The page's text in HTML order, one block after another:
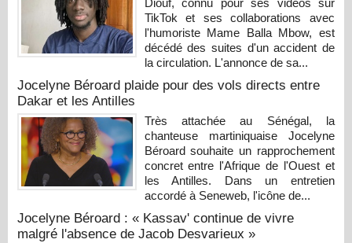
Diouf, connu pour ses vidéos sur
TikTok et ses collaborations avec
l'humoriste Mame Balla Mbow, est
décédé des suites d'un accident de
la circulation. L'annonce de sa...
Jocelyne Béroard plaide pour des vols directs entre
Dakar et les Antilles
Très attachée au Sénégal, la
chanteuse martiniquaise Jocelyne
Béroard souhaite un rapprochement
concret entre l'Afrique de l'Ouest et
les Antilles. Dans un entretien
accordé à Seneweb, l'icône de...
Jocelyne Béroard : « Kassav' continue de vivre
malgré l'absence de Jacob Desvarieux »